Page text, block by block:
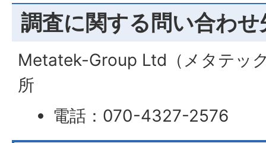
調査に関する問い合わせ
Metatek-Group Ltd（メタテッ
所
電話：070-4327-2576